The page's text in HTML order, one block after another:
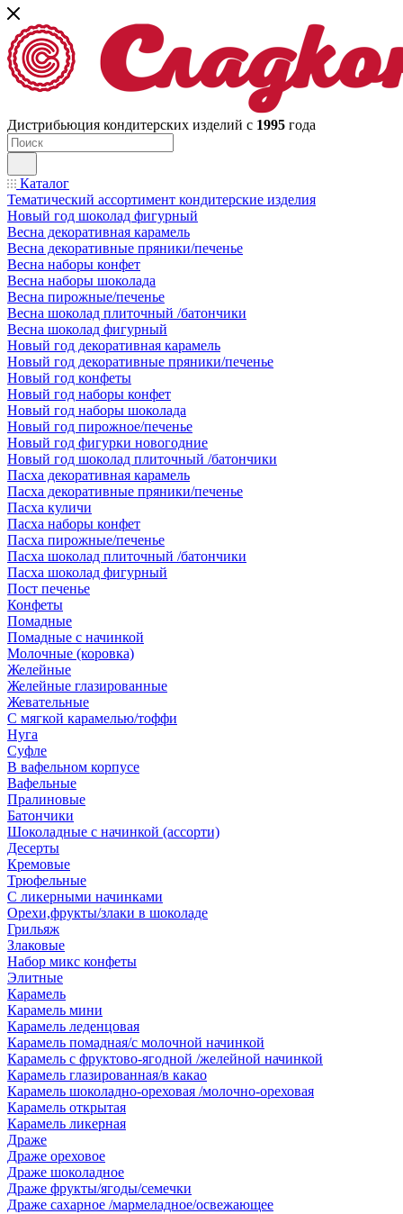
Дистрибьюция кондитерских изделий с 1995 года
Каталог
Тематический ассортимент кондитерские изделия
Новый год шоколад фигурный
Весна декоративная карамель
Весна декоративные пряники/печенье
Весна наборы конфет
Весна наборы шоколада
Весна пирожные/печенье
Весна шоколад плиточный /батончики
Весна шоколад фигурный
Новый год декоративная карамель
Новый год декоративные пряники/печенье
Новый год конфеты
Новый год наборы конфет
Новый год наборы шоколада
Новый год пирожное/печенье
Новый год фигурки новогодние
Новый год шоколад плиточный /батончики
Пасха декоративная карамель
Пасха декоративные пряники/печенье
Пасха куличи
Пасха наборы конфет
Пасха пирожные/печенье
Пасха шоколад плиточный /батончики
Пасха шоколад фигурный
Пост печенье
Конфеты
Помадные
Помадные с начинкой
Молочные (коровка)
Желейные
Желейные глазированные
Жевательные
С мягкой карамелью/тоффи
Нуга
Суфле
В вафельном корпусе
Вафельные
Пралиновые
Батончики
Шоколадные с начинкой (ассорти)
Десерты
Кремовые
Трюфельные
С ликерными начинками
Орехи,фрукты/злаки в шоколаде
Грильяж
Злаковые
Набор микс конфеты
Элитные
Карамель
Карамель мини
Карамель леденцовая
Карамель помадная/с молочной начинкой
Карамель с фруктово-ягодной /желейной начинкой
Карамель глазированная/в какао
Карамель шоколадно-ореховая /молочно-ореховая
Карамель открытая
Карамель ликерная
Драже
Драже ореховое
Драже шоколадное
Драже фрукты/ягоды/семечки
Драже сахарное /мармеладное/освежающее